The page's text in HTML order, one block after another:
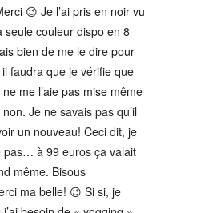
😉 Je l’ai pris en noir vu
seule couleur dispo en 8
bien de me le dire pour
il faudra que je vérifie que
me l’aie pas mise même
Je ne savais pas qu’il
un nouveau! Ceci dit, je
pas… à 99 euros ça valait
même. Bisous
ma belle! 😉 Si si, je